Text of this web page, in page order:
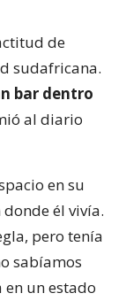
de
sudafricana.
bar dentro
al diario
en su
él vivía.
pero tenía
sabíamos
un estado